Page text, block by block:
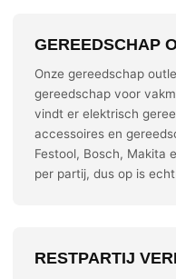
GEREEDSCHAP
Onze gereedschap
gereedschap voor
vindt er elektrisch
accessoires en
Festool, Bosch, Makita
per partij, dus op is
RESTPARTIJ